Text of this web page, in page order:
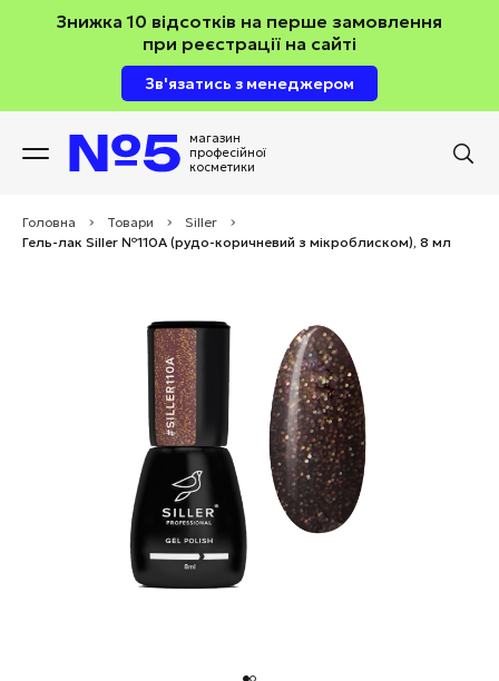
Знижка 10 відсотків на перше замовлення
при реєстрації на сайті
Зв'язатись з менеджером
магазин
професійної
косметики
Головна > Товари > Siller
>
Гель-лак Siller №110А (рудо-коричневий з мікроблиском), 8 мл